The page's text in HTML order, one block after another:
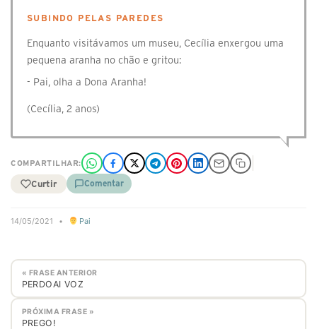
SUBINDO PELAS PAREDES
Enquanto visitávamos um museu, Cecília enxergou uma
pequena aranha no chão e gritou:
- Pai, olha a Dona Aranha!
(Cecília, 2 anos)
COMPARTILHAR:
Curtir Comentar
14/05/2021 • Pai
« FRASE ANTERIOR
PERDOAI VOZ
PRÓXIMA FRASE »
PREGO!